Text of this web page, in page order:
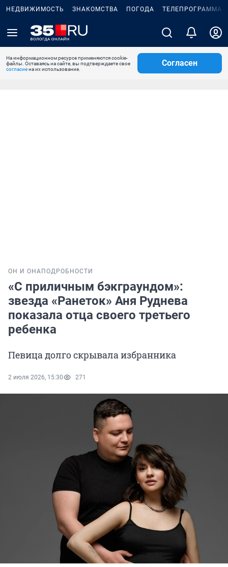
НЕДВИЖИМОСТЬ ЗНАКОМСТВА ПОГОДА ТЕЛЕПРОГРАММА
На информационном ресурсе применяются cookie-
файлы. Оставаясь на сайте, вы подтверждаете свое
согласиена их использование.
Согласен
ОН И ОНА ПОДРОБНОСТИ
«С приличным бэкграундом»:
звезда «Ранеток» Аня Руднева
показала отца своего третьего
ребенка
Певица долго скрывала избранника
2 июля 2026, 15:30 271